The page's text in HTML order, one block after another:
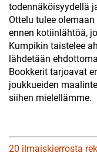
todennäköisyydellä
Ottelu tulee
ennen kotiinlähtöä,
Kumpikin taistelee
lähdetään
Bookkerit tarjoavat
joukkueiden
siihen mielellämme.
20 ilmaiskierrosta